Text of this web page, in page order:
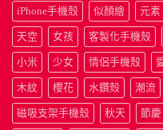
iPhone手機殼 似顏繪 元素
天空 女孩 客製化手機殼
小米 少女 情侶手機殼
木紋 櫻花 水鑽殼 潮流
磁吸支架手機殼 秋天 節慶